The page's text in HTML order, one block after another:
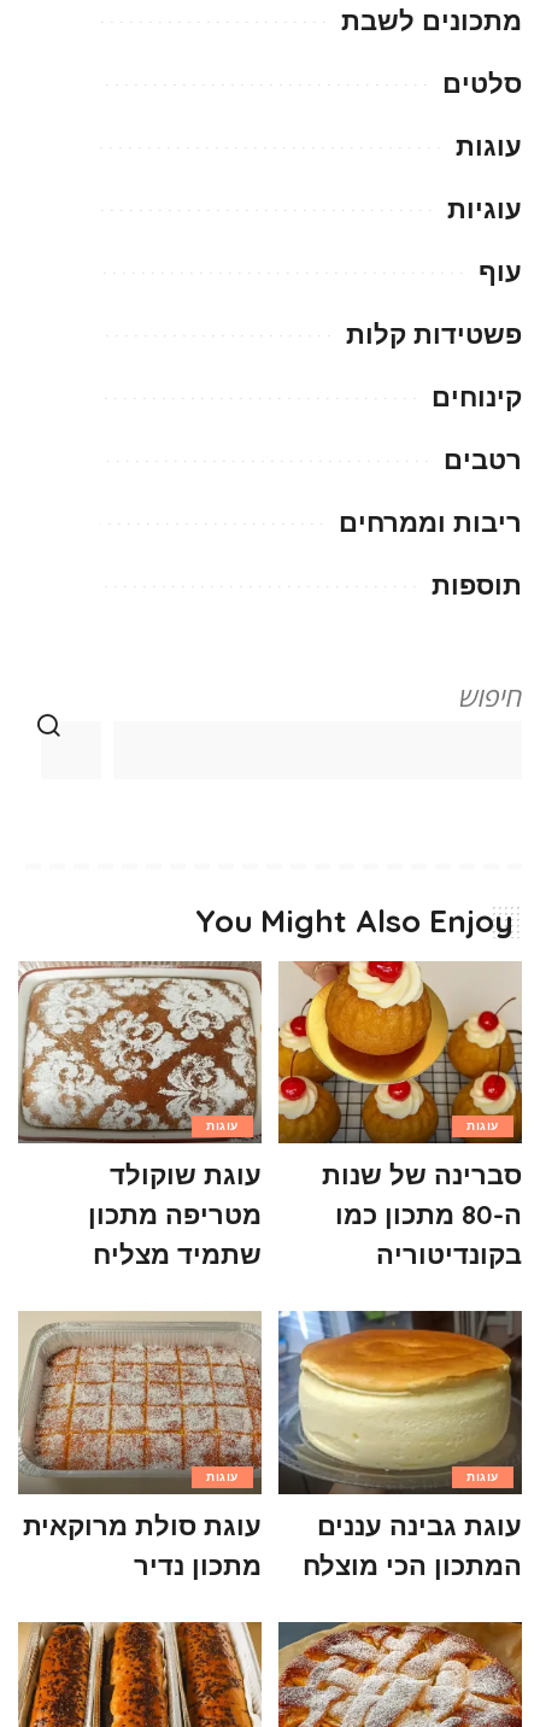
מתכונים לשבת
סלטים
עוגות
עוגיות
עוף
פשטידות קלות
קינוחים
רטבים
ריבות וממרחים
תוספות
חיפוש
You Might Also Enjoy
עוגות
סברינה של שנות
ה-80 מתכון כמו
בקונדיטוריה
עוגות
עוגת שוקולד
מטריפה מתכון
שתמיד מצליח
עוגות
עוגת גבינה עננים
המתכון הכי מוצלח
עוגות
עוגת סולת מרוקאית
מתכון נדיר